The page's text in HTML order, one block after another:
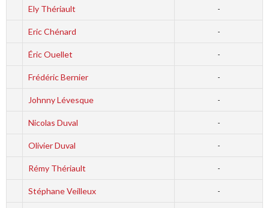
Ely Thériault -
Eric Chénard -
Éric Ouellet -
Frédéric Bernier -
Johnny Lévesque -
Nicolas Duval -
Olivier Duval -
Rémy Thériault -
Stéphane Veilleux -